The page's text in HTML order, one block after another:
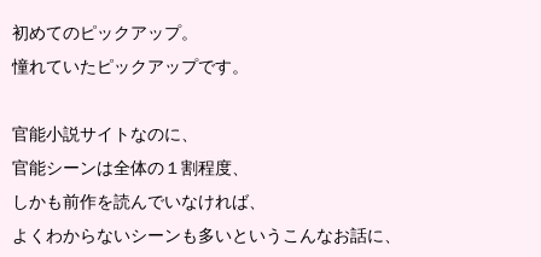
初めてのピックアップ。
憧れていたピックアップです。
官能小説サイトなのに、
官能シーンは全体の１割程度、
しかも前作を読んでいなければ、
よくわからないシーンも多いというこんなお話に、